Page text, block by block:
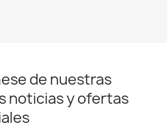
de nuestras
noticias y ofertas